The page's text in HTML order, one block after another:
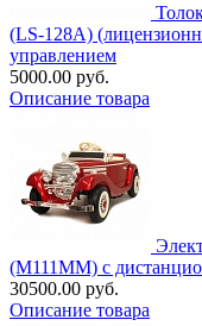
(LS-128A)
управлением
5000.00 руб.
Описание товара
(M111MM) с
30500.00 руб.
Описание товара